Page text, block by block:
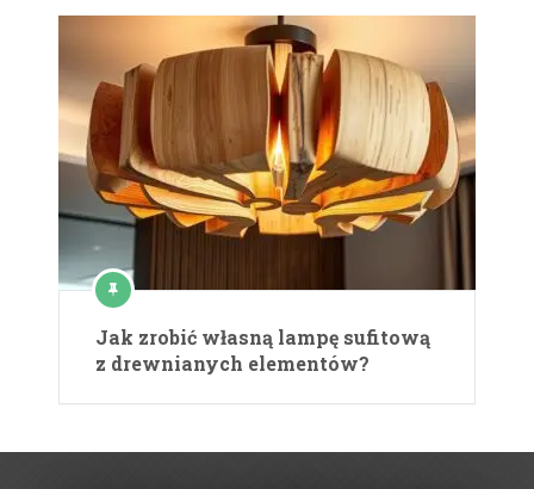
Jak zrobić własną lampę sufitową
z drewnianych elementów?